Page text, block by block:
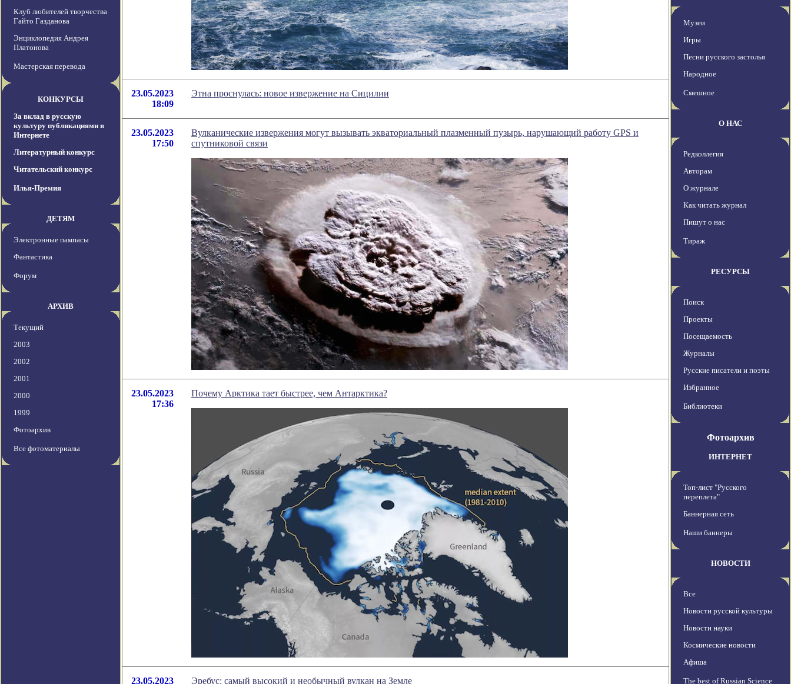
Клуб любителей творчества
Гайто Газданова
Энциклопедия Андрея
Платонова
Мастерская перевода
КОНКУРСЫ
За вклад в русскую
культуру публикациями в
Интернете
Литературный конкурс
Читательский конкурс
Илья-Премия
ДЕТЯМ
Электронные пампасы
Фантастика
Форум
АРХИВ
Текущий
2003
2002
2001
2000
1999
Фотоархив
Все фотоматериалы
23.05.2023
18:09
Этна проснулась: новое извержение на Сицилии
23.05.2023
17:50
Вулканические извержения могут вызывать экваториальный плазменный пузырь, нарушающий работу GPS и
спутниковой связи
23.05.2023
17:36
Почему Арктика тает быстрее, чем Антарктика?
23.05.2023 Эребус: самый высокий и необычный вулкан на Земле
Музеи
Игры
Песни русского застолья
Народное
Смешное
О НАС
Редколлегия
Авторам
О журнале
Как читать журнал
Пишут о нас
Тираж
РЕСУРСЫ
Поиск
Проекты
Посещаемость
Журналы
Русские писатели и поэты
Избранное
Библиотеки
Фотоархив
ИНТЕРНЕТ
Топ-лист "Русского
переплета"
Баннерная сеть
Наши баннеры
НОВОСТИ
Все
Новости русской культуры
Новости науки
Космические новости
Афиша
The best of Russian Science